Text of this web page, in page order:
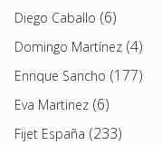
Diego Caballo (6)
Domingo Martínez (4)
Enrique Sancho (177)
Eva Martinez (6)
Fijet España (233)